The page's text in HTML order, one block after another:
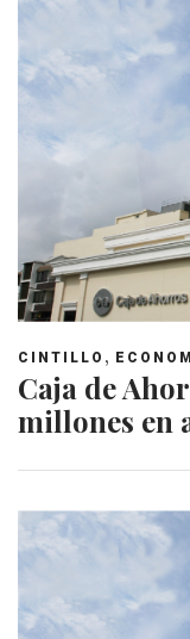
CINTILLO ,
Caja de
millones en